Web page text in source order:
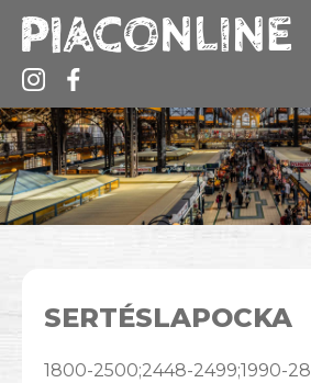
SERTÉSLAPOCKA
1800-2500;2448-2499;1990-